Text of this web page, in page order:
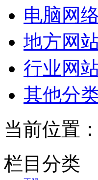
电脑网
地方网
行业网
其他分
当前位置：
栏目分类